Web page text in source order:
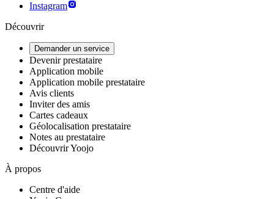
Instagram
Découvrir
Demander un service
Devenir prestataire
Application mobile
Application mobile prestataire
Avis clients
Inviter des amis
Cartes cadeaux
Géolocalisation prestataire
Notes au prestataire
Découvrir Yoojo
À propos
Centre d'aide